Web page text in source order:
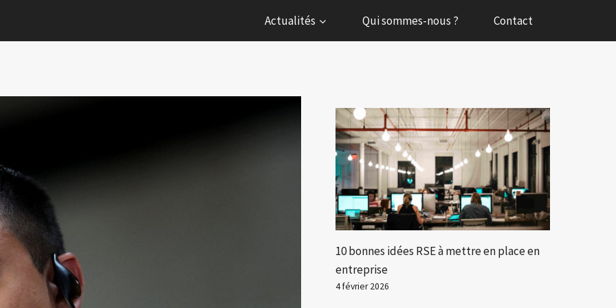
Actualités Qui sommes-nous ? Contact
10 bonnes idées RSE à mettre en place en
entreprise
4 février 2026